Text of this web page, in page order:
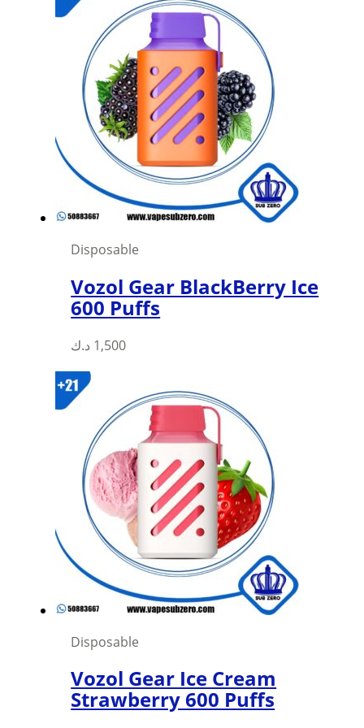
multiple
variants.
The
options
may
be
chosen
on
the
product
page
Disposable
Vozol Gear BlackBerry Ice
600 Puffs
1,500 د.ك
This
multiple
variants.
The
options
may
be
chosen
on
the
product
page
Disposable
Vozol Gear Ice Cream
Strawberry 600 Puffs